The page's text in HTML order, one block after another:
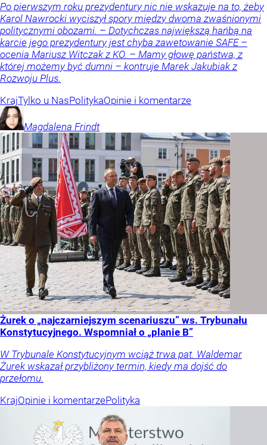
Po pierwszym roku prezydentury nic nie wskazuje na to, żeby
Karol Nawrocki wyciszył spory między dwoma zwaśnionymi
politycznymi obozami. – Dotychczas największą hańbą na
karcie jego prezydentury jest chyba zawetowanie SAFE –
ocenia Mariusz Witczak z KO. – Mamy głowę państwa, z
której możemy być dumni – kontruje Marek Jakubiak z
Rozwoju Plus.
KrajTylko u NasPolitykaOpinie i komentarze
Magdalena Frindt
Żurek o „najczarniejszym scenariuszu” ws. Trybunału
Konstytucyjnego. Wspomniał o „planie B”
W Trybunale Konstytucyjnym wciąż trwa pat. Waldemar
Żurek wskazał przybliżony termin, kiedy ma dojść do
przełomu.
KrajOpinie i komentarzePolityka